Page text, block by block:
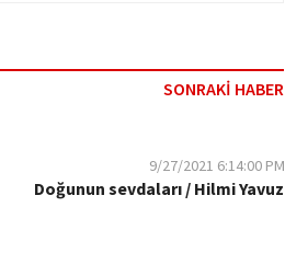
SONRAKİ HABER
9/27/2021 6:14:00 PM
Doğunun sevdaları / Hilmi Yavuz